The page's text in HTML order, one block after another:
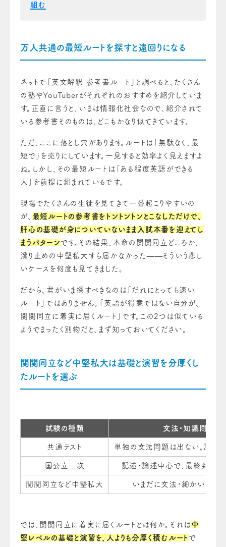
組む
万人共通の最短ルートを探すと遠回りになる
ネットで「英文解釈 参考書ルート」と調べると、たくさん
の塾やYouTuberがそれぞれのおすすめを紹介していま
す。正直に言うと、いまは情報化社会なので、紹介されて
いる参考書そのものは、どこもかなり似てきています。
ただ、ここに落とし穴があります。ルートは「無駄なく、最
短で」を売りにしています。一見すると効率よく見えますよ
ね。しかし、その最短ルートは「ある程度英語ができる
人」を前提に組まれているです。
現場でたくさんの生徒を見てきて一番起こりやすいの
が、 最短ルートの参考書をトントントンとこなしただけで、
肝心の基礎が身についていないまま入試本番を迎えてし
まうパターン です。その結果、本命の関関同立どころか、
滑り止めの中堅私大すら届かなかった——そういう悲し
いケースを何度も見てきました。
だから、君がいま探すべきなのは「だれにとっても速い
ルート」ではありません。「英語が得意ではない自分が、
関関同立に着実に届くルート」です。この2つは似ている
ようでまったく別物だと、まず知っておいてください。
関関同立など中堅私大は基礎と演習を分厚くし
たルートを選ぶ
試験の種類 文法・知識問題の
共通テスト 単独の文法問題は出ない。読解
国公立二次 記述・論述中心で、最終到達
関関同立など中堅私大 いまだに文法・細かい知識
では、関関同立に着実に届くルートとは何か。それは 中
堅レベルの基礎と演習を、人よりも分厚く積むルート で